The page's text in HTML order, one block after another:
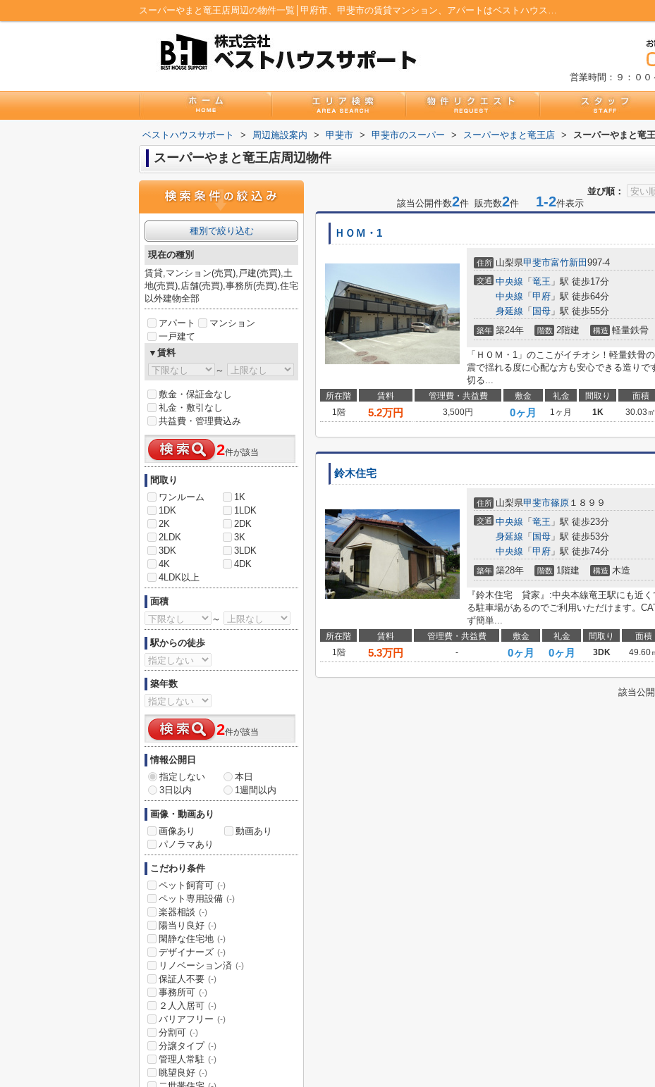
スーパーやまと竜王店周辺の物件一覧│甲府市、甲斐市の賃貸マンション、アパートはベストハウスサポート
営業時間：９：００
ベストハウスサポート > 周辺施設案内 > 甲斐市 > 甲斐市のスーパー > スーパーやまと竜王店 > スーパーやまと竜
スーパーやまと竜王店周辺物件
並び順：
該当公開件数2件 販売数2件 1-2件表示
ＨＯＭ・1
住所 山梨県甲斐市富竹新田 997-4
交通 中央線 「 竜王 」駅 徒歩17分
中央線 「 甲府 」駅 徒歩64分
身延線 「 国母 」駅 徒歩55分
築年 築24年 階数 2階建 構造 軽量鉄骨
「ＨＯＭ・1」のここがイチオシ！軽量鉄骨
震で揺れる度に心配な方も安心できる造りで
切る...
所在階 賃料 管理費・共益費 敷金 礼金 間取り 面積
1階
5.2万円 3,500円 0ヶ月 1ヶ月 1K 30.03㎡
鈴木住宅
住所 山梨県甲斐市篠原 １８９９
交通 中央線 「 竜王 」駅 徒歩23分
身延線 「 国母 」駅 徒歩53分
中央線 「 甲府 」駅 徒歩74分
築年 築28年 階数 1階建 構造 木造
『鈴木住宅 貸家』:中央本線竜王駅にも近
る駐車場があるのでご利用いただけます。
ず簡単...
所在階 賃料 管理費・共益費 敷金 礼金 間取り 面積
1階
5.3万円 - 0ヶ月 0ヶ月 3DK 49.60
該当公
種別で絞り込む
現在の種別
賃貸,マンション(売買),戸建(売買),土
地(売買),店舗(売買),事務所(売買),住宅
以外建物全部
アパート
マンション
一戸建て
▼賃料
～
敷金・保証金なし
礼金・敷引なし
共益費・管理費込み
2件が該当
間取り
ワンルーム
1K
1DK
1LDK
2K
2DK
2LDK
3K
3DK
3LDK
4K
4DK
4LDK以上
面積
～
駅からの徒歩
築年数
2件が該当
情報公開日
指定しない
本日
3日以内
1週間以内
画像・動画あり
画像あり
動画あり
パノラマあり
こだわり条件
ペット飼育可 (-)
ペット専用設備 (-)
楽器相談 (-)
陽当り良好 (-)
閑静な住宅地 (-)
デザイナーズ (-)
リノベーション済 (-)
保証人不要 (-)
事務所可 (-)
２人入居可 (-)
バリアフリー (-)
分割可 (-)
分譲タイプ (-)
管理人常駐 (-)
眺望良好 (-)